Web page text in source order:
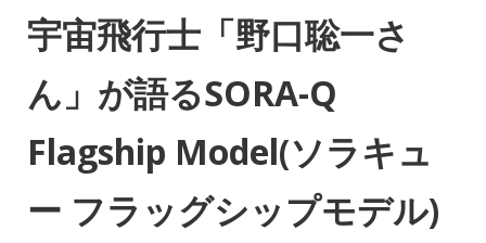
宇宙飛行士「野口聡一さ
ん」が語るSORA-Q
Flagship Model(ソラキュ
ー フラッグシップモデル)